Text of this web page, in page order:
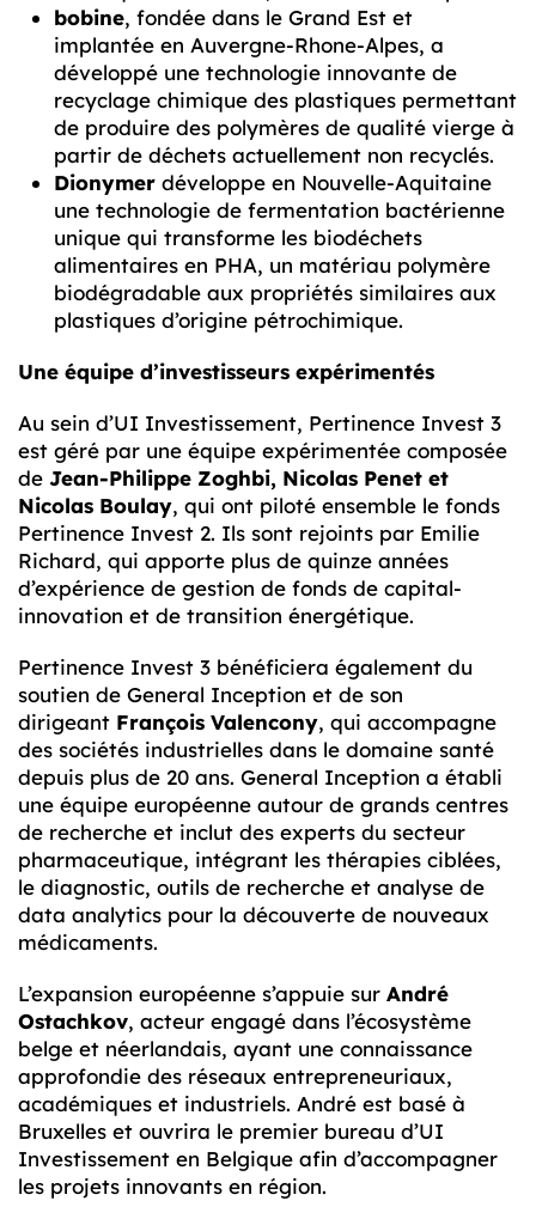
bobine, fondée dans le Grand Est et
implantée en Auvergne-Rhone-Alpes, a
développé une technologie innovante de
recyclage chimique des plastiques permettant
de produire des polymères de qualité vierge à
partir de déchets actuellement non recyclés.
Dionymer développe en Nouvelle-Aquitaine
une technologie de fermentation bactérienne
unique qui transforme les biodéchets
alimentaires en PHA, un matériau polymère
biodégradable aux propriétés similaires aux
plastiques d’origine pétrochimique.
Une équipe d’investisseurs expérimentés
Au sein d’UI Investissement, Pertinence Invest 3
est géré par une équipe expérimentée composée
de Jean-Philippe Zoghbi, Nicolas Penet et
Nicolas Boulay, qui ont piloté ensemble le fonds
Pertinence Invest 2. Ils sont rejoints par Emilie
Richard, qui apporte plus de quinze années
d’expérience de gestion de fonds de capital-
innovation et de transition énergétique.
Pertinence Invest 3 bénéficiera également du
soutien de General Inception et de son
dirigeant François Valencony, qui accompagne
des sociétés industrielles dans le domaine santé
depuis plus de 20 ans. General Inception a établi
une équipe européenne autour de grands centres
de recherche et inclut des experts du secteur
pharmaceutique, intégrant les thérapies ciblées,
le diagnostic, outils de recherche et analyse de
data analytics pour la découverte de nouveaux
médicaments.
L’expansion européenne s’appuie sur André
Ostachkov, acteur engagé dans l’écosystème
belge et néerlandais, ayant une connaissance
approfondie des réseaux entrepreneuriaux,
académiques et industriels. André est basé à
Bruxelles et ouvrira le premier bureau d’UI
Investissement en Belgique afin d’accompagner
les projets innovants en région.